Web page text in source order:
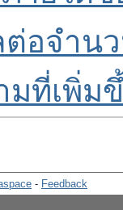
อจำน
มที่เพิ่ม
- Feedback